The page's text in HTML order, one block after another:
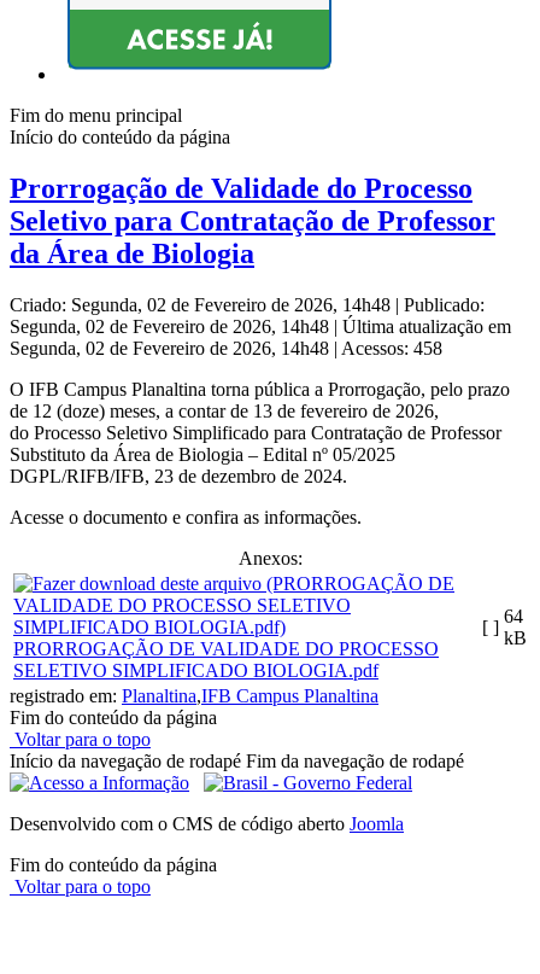
Fim do menu principal
Início do conteúdo da página
Prorrogação de Validade do Processo
Seletivo para Contratação de Professor
da Área de Biologia
Criado: Segunda, 02 de Fevereiro de 2026, 14h48 | Publicado:
Segunda, 02 de Fevereiro de 2026, 14h48 | Última atualização em
Segunda, 02 de Fevereiro de 2026, 14h48 | Acessos: 458
O IFB Campus Planaltina torna pública a Prorrogação, pelo prazo
de 12 (doze) meses, a contar de 13 de fevereiro de 2026,
do Processo Seletivo Simplificado para Contratação de Professor
Substituto da Área de Biologia – Edital nº 05/2025
DGPL/RIFB/IFB, 23 de dezembro de 2024.
Acesse o documento e confira as informações.
Anexos:
PRORROGAÇÃO DE VALIDADE DO PROCESSO
SELETIVO SIMPLIFICADO BIOLOGIA.pdf
[ ]
64
kB
registrado em: Planaltina,IFB Campus Planaltina
Fim do conteúdo da página
Voltar para o topo
Início da navegação de rodapé Fim da navegação de rodapé
Desenvolvido com o CMS de código aberto Joomla
Fim do conteúdo da página
Voltar para o topo